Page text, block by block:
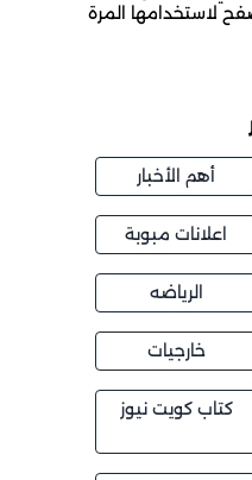
لاستخدامها المرة
أهم الأخبار
اعلانات مبوبة
الرياضه
خارجيات
كتاب كويت نيوز